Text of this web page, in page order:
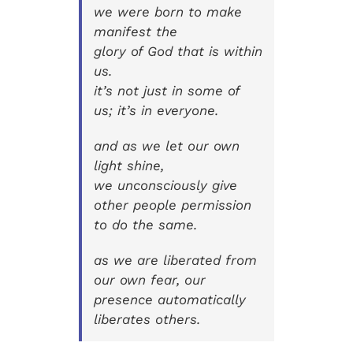
we were born to make
manifest the
glory of God that is within
us.
it’s not just in some of
us; it’s in everyone.
and as we let our own
light shine,
we unconsciously give
other people permission
to do the same.
as we are liberated from
our own fear, our
presence automatically
liberates others.